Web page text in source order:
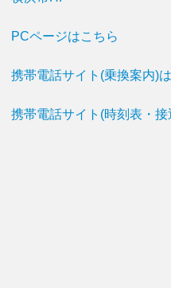
PCページはこちら
携帯電話サイト(乗換案内)
携帯電話サイト(時刻表・接